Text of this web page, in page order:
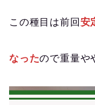
この種目は前回 安
なったので重量や